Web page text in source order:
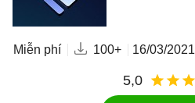
Miễn phí 100+ 16/03/2021
5,0